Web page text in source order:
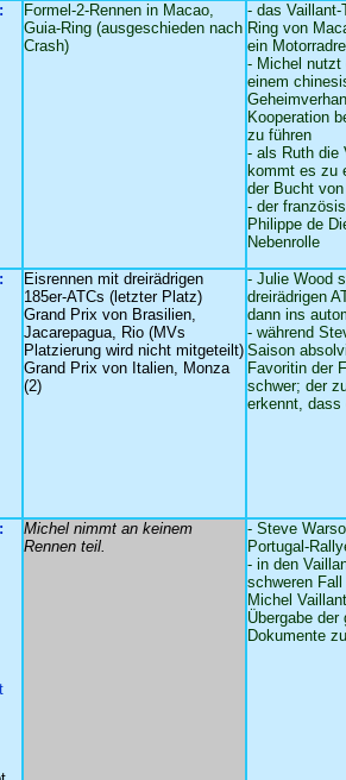
Formel-2-Rennen in Macao,
Guia-Ring (ausgeschieden nach
Crash)
- das
Ring von
ein
- Michel nutzt
einem
Kooperation
zu führen
- als Ruth die
kommt es zu
der Bucht
- der
Philippe de
Nebenrolle
Eisrennen mit dreirädrigen
185er-ATCs (letzter Platz)
Grand Prix von Brasilien,
Jacarepagua, Rio (MVs
Platzierung wird nicht mitgeteilt)
Grand Prix von Italien, Monza
(2)
- Julie Wood
dreirädrigen
dann ins
- während
Saison
Favoritin der
schwer; der
erkennt, dass
Michel nimmt an keinem
Rennen teil.
- Steve
Portugal-
- in den
schweren
Michel
Übergabe der
Dokumente